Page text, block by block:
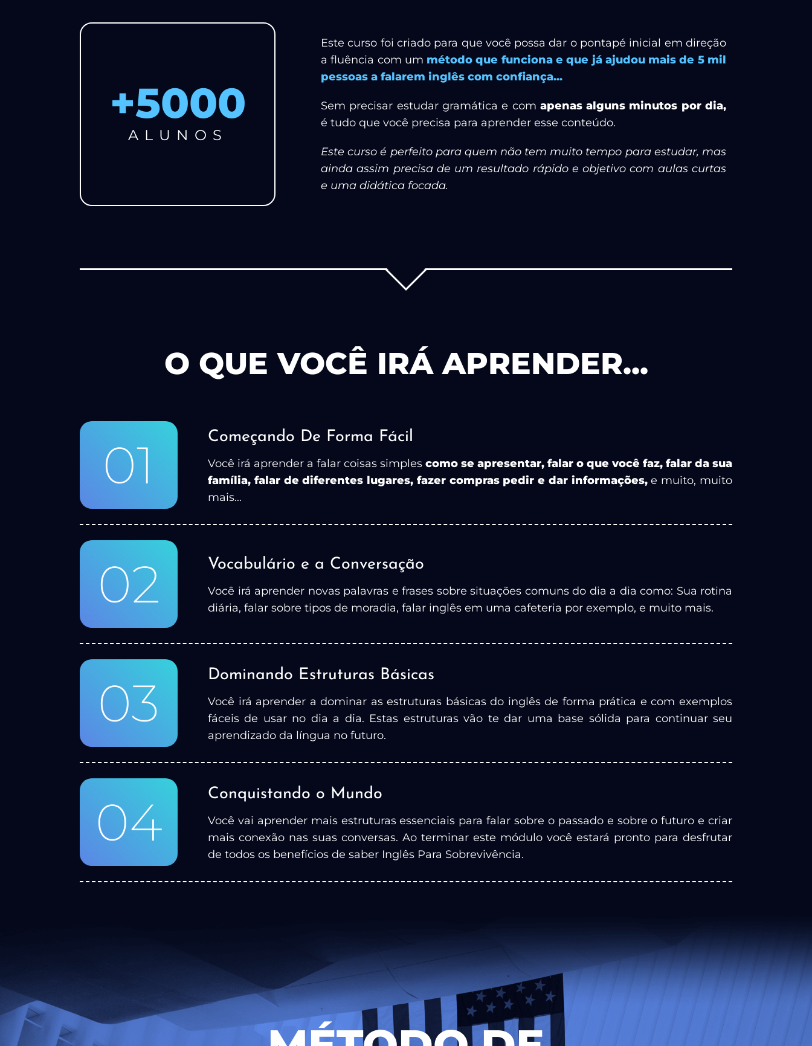
ALUNOS
+5000
Este curso foi criado para que você possa dar o pontapé inicial em direção
a fluência com um método que funciona e que já ajudou mais de 5 mil
pessoas a falarem inglês com confiança...
Sem precisar estudar gramática e com apenas alguns minutos por dia,
é tudo que você precisa para aprender esse conteúdo.
Este curso é perfeito para quem não tem muito tempo para estudar, mas
ainda assim precisa de um resultado rápido e objetivo com aulas curtas
e uma didática focada.
O QUE VOCÊ IRÁ APRENDER...
01 Começando De Forma Fácil
Você irá aprender a falar coisas simples como se apresentar, falar o que você faz, falar da sua
família, falar de diferentes lugares, fazer compras pedir e dar informações,e muito, muito
mais...
02 Vocabulário e a Conversação
Você irá aprender novas palavras e frases sobre situações comuns do dia a dia como: Sua rotina
diária, falar sobre tipos de moradia, falar inglês em uma cafeteria por exemplo, e muito mais.
03 Dominando Estruturas Básicas
Você irá aprender a dominar as estruturas básicas do inglês de forma prática e com exemplos
fáceis de usar no dia a dia. Estas estruturas vão te dar uma base sólida para continuar seu
aprendizado da língua no futuro.
04 Conquistando o Mundo
Você vai aprender mais estruturas essenciais para falar sobre o passado e sobre o futuro e criar
mais conexão nas suas conversas. Ao terminar este módulo você estará pronto para desfrutar
de todos os benefícios de saber Inglês Para Sobrevivência.